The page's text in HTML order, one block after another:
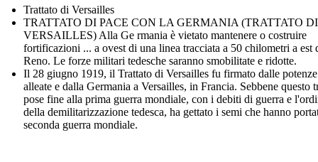
Trattato di Versailles
TRATTATO DI PACE CON LA GERMANIA (TRATTATO DI
VERSAILLES) Alla Ge rmania è vietato mantenere o costruire
fortificazioni ... a ovest di una linea tracciata a 50 chilometri a est
Reno. Le forze militari tedesche saranno smobilitate e ridotte.
Il 28 giugno 1919, il Trattato di Versailles fu firmato dalle potenze
alleate e dalla Germania a Versailles, in Francia. Sebbene questo
pose fine alla prima guerra mondiale, con i debiti di guerra e
della demilitarizzazione tedesca, ha gettato i semi che hanno
seconda guerra mondiale.